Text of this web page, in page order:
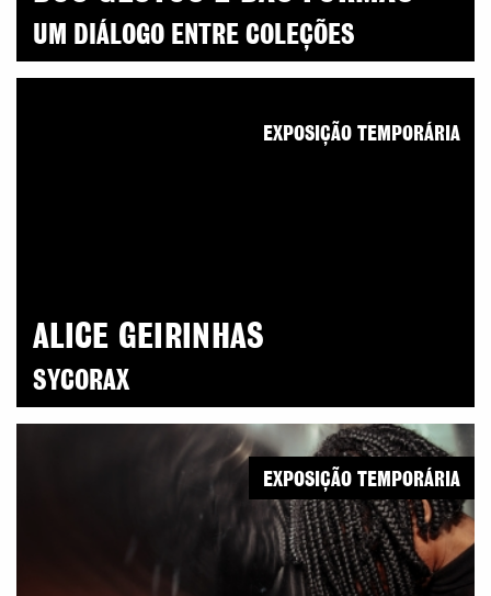
UM DIÁLOGO ENTRE COLEÇÕES
ALICE GEIRINHAS
SYCORAX
EXPOSIÇÃO TEMPORÁRIA
EXPOSIÇÃO TEMPORÁRIA